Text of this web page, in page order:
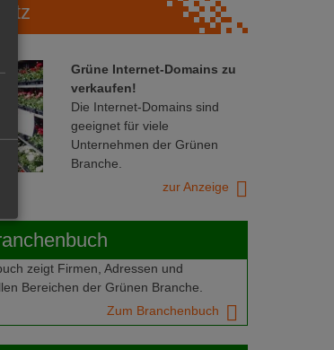
Grüne Internet-Domains zu
verkaufen!
Die Internet-Domains sind
geeignet für viele
Unternehmen der Grünen
Branche.
zur Anzeige
zeigt Firmen, Adressen und
Bereichen der Grünen Branche.
Zum Branchenbuch